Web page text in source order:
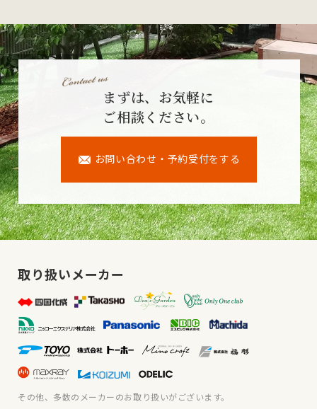
まずは、お気軽に
ご相談ください。
お問い合わせ・予約受付をする
取り扱いメーカー
その他、多数のメーカーのお取り扱いがございます。